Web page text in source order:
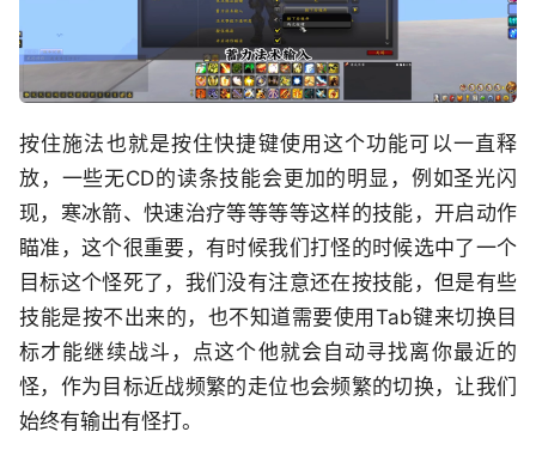
按住施法也就是按住快捷键使用这个功能可以一直释
放，一些无CD的读条技能会更加的明显，例如圣光闪
现，寒冰箭、快速治疗等等等等这样的技能，开启动作
瞄准，这个很重要，有时候我们打怪的时候选中了一个
目标这个怪死了，我们没有注意还在按技能，但是有些
技能是按不出来的，也不知道需要使用Tab键来切换目
标才能继续战斗，点这个他就会自动寻找离你最近的
怪，作为目标近战频繁的走位也会频繁的切换，让我们
始终有输出有怪打。